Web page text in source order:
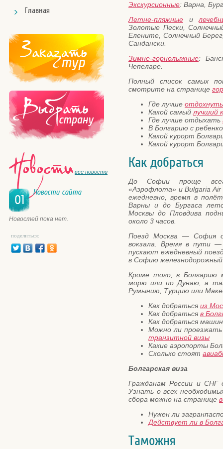
Главная
все новости
01
Новости сайта
Новостей пока нет.
поделиться:
Экскурсионные: Варна,
Летне-пляжные и
Золотые Пески,
Елените, Солнечный
Сандански.
Зимне-горнолыжные:
Чепеларе.
Полный список самых
смотрите на странице
Где лучше
Какой самый лучший
Где лучше отдыхать
В Болгарию с
Какой курорт
Какой курорт
Как добраться
До Софии проще
«Аэрофлота» и Bulgaria
ежедневно, время в
Варны и до Бургаса
Москвы до Пловдива
около 3 часов.
Поезд Москва — София
вокзала. Время в пути —
пускают ежедневный
в Софию
Кроме того, в Болгарию
морю или по Дунаю, а
Румынию, Турцию или
Как добраться из
Как добраться в
Как добраться
Можно ли
транзитной визы
Какие аэропорты
Сколько стоят
Болгарская виза
Гражданам России и СНГ
Узнать о всех
сбора можно на странице
Нужен ли
Действует ли в
Таможня